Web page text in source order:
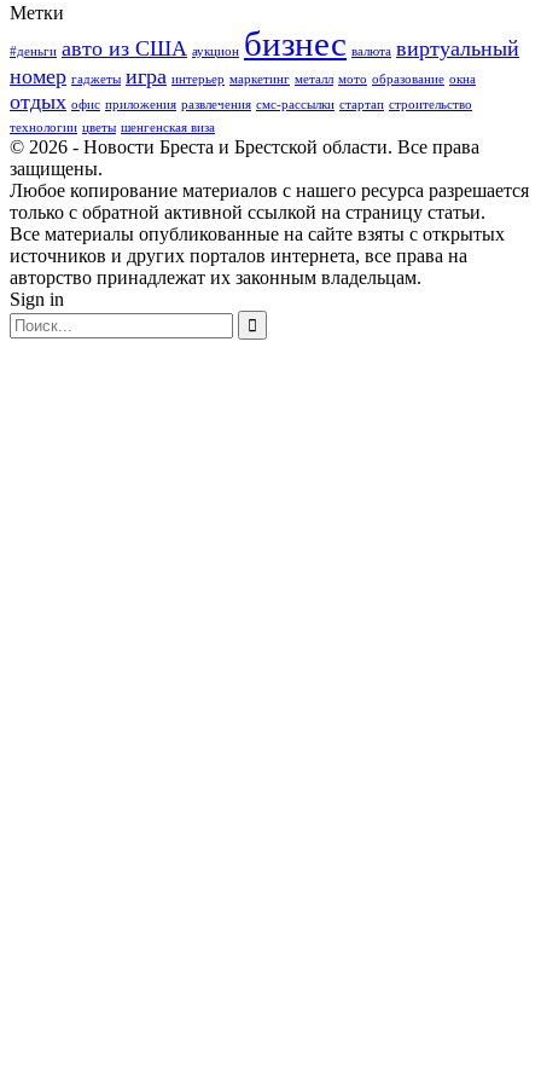
Метки
#деньги авто из США аукцион бизнес валюта виртуальный
номер гаджеты игра интерьер маркетинг металл мото образование окна
отдых офис приложения развлечения смс-рассылки стартап строительство
технологии цветы шенгенская виза
© 2026 - Новости Бреста и Брестской области. Все права
защищены.
Любое копирование материалов с нашего ресурса разрешается
только с обратной активной ссылкой на страницу статьи.
Все материалы опубликованные на сайте взяты с открытых
источников и других порталов интернета, все права на
авторство принадлежат их законным владельцам.
Sign in